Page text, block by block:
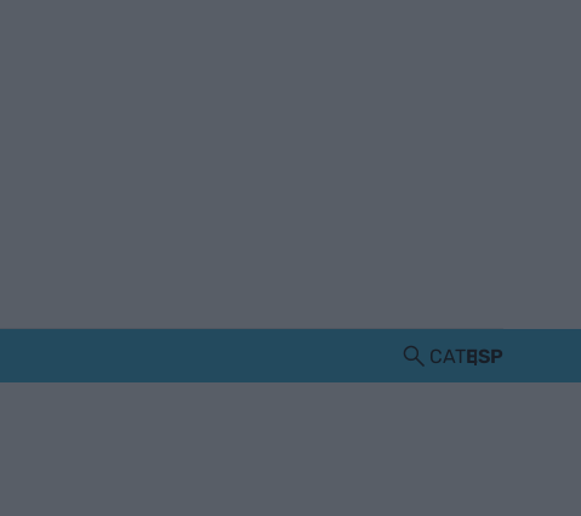
CATESP